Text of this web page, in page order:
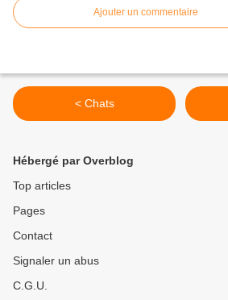
Ajouter un commentaire
< Chats
Hébergé par Overblog
Top articles
Pages
Contact
Signaler un abus
C.G.U.